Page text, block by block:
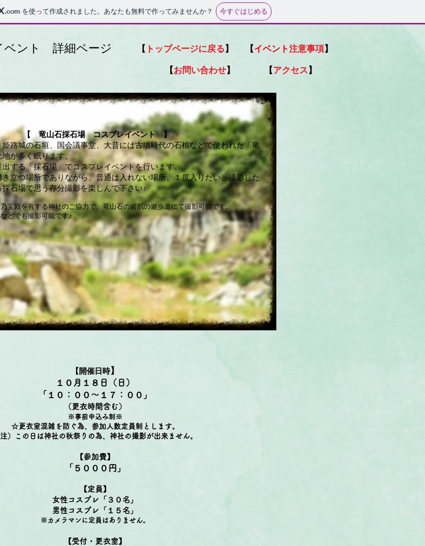
.com を使って作成されました。あなたも無料で作ってみませんか？ 今すぐはじめる
ベント 詳細ページ 【 トップページに戻る】
【お問い合わせ】
【イベント注意事項】
【アクセス】
【 竜山石採石場 コスプレイベント 】
路城の石垣、国会議事堂、大昔には古墳時代の石棺などで使われた「竜
が多く眠ります。
する「採石場」でコスプレイベントを行います。
立つ場所でありながら、普通は入れない場所。１度入りたい。撮影した
石場で思う存分撮影を楽しんで下さい♪
宝殿を有する神社のご協力で、竜山石の岩肌の遊歩道にて撮影可能です。
どでも撮影可能です♪
【開催日時】
１０月１８日（日）
「１０：
００～１７：００」
（更衣時間含む）
※事前申込み制※
☆更衣室混雑を防ぐ為、参加人数定員制とします。
）この日は神社の秋祭りの為、神社の撮影が出来ません。
【参加費】
「５０００円」
【定員】
女性コスプレ「３０名」
男性コスプレ「１５名」
※カメラマンに定員はありません。
【受付・更衣室】